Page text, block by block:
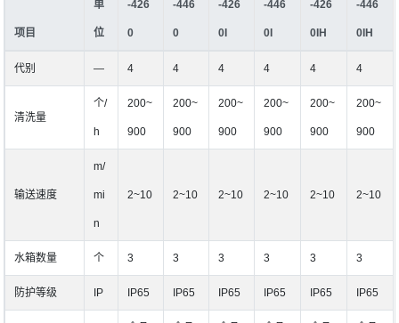
项目
单
位
-426
0
-446
0
-426
0I
-446
0I
-426
0IH
-446
0IH
代别 ― 4 4 4 4 4 4
清洗量
个/
h
200~
900
200~
900
200~
900
200~
900
200~
900
200~
900
输送速度
m/
mi
n
2~10 2~10 2~10 2~10 2~10 2~10
水箱数量 个 3 3 3 3 3 3
防护等级 IP IP65 IP65 IP65 IP65 IP65 IP65